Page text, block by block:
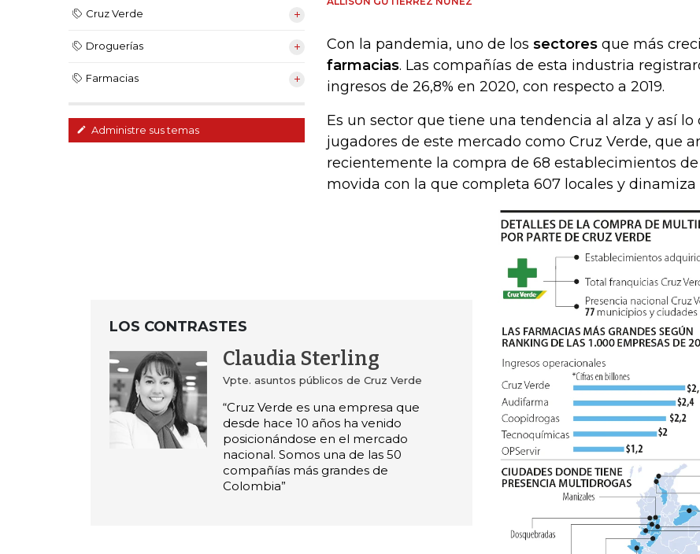
Cruz Verde
Droguerías
Farmacias
Administre sus temas
Con la pandemia, uno de los sectores que más
farmacias. Las compañías de esta industria
ingresos de 26,8% en 2020, con respecto a 2019.
LOS CONTRASTES
Claudia Sterling
Vpte. asuntos públicos de Cruz Verde
“Cruz Verde es una empresa que
desde hace 10 años ha venido
posicionándose en el mercado
nacional. Somos una de las 50
compañías más grandes de
Colombia”
Es un sector que tiene una tendencia al alza y así lo
jugadores de este mercado como Cruz Verde, que
recientemente la compra de 68 establecimientos
movida con la que completa 607 locales y dinamiza